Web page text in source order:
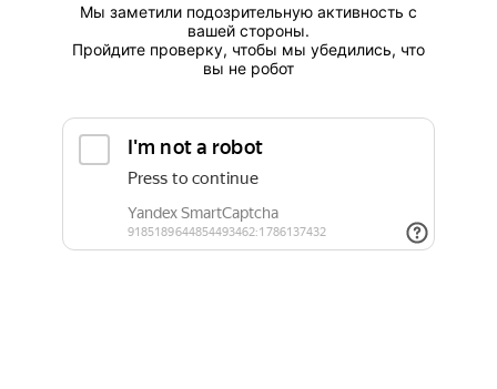
Мы заметили подозрительную активность с
вашей стороны.
Пройдите проверку, чтобы мы убедились, что
вы не робот